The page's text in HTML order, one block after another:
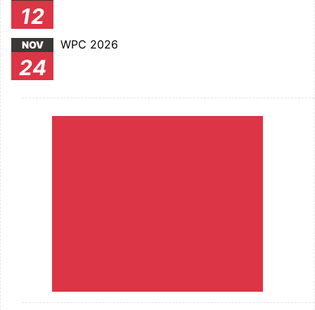
12
NOV
24
WPC 2026